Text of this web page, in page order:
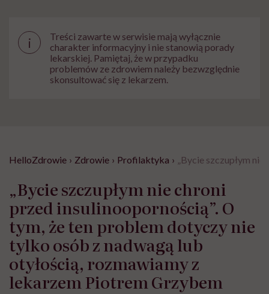
i
Treści zawarte w serwisie mają wyłącznie
charakter informacyjny i nie stanowią porady
lekarskiej. Pamiętaj, że w przypadku
problemów ze zdrowiem należy bezwzględnie
skonsultować się z lekarzem.
HelloZdrowie › Zdrowie › Profilaktyka › „Bycie szczupłym
„Bycie szczupłym nie chroni
przed insulinoopornością”. O
tym, że ten problem dotyczy nie
tylko osób z nadwagą lub
otyłością, rozmawiamy z
lekarzem Piotrem Grzybem